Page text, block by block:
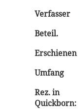
Verfasser
Beteil.
Erschienen
Umfang
Rez. in
Quickborn: